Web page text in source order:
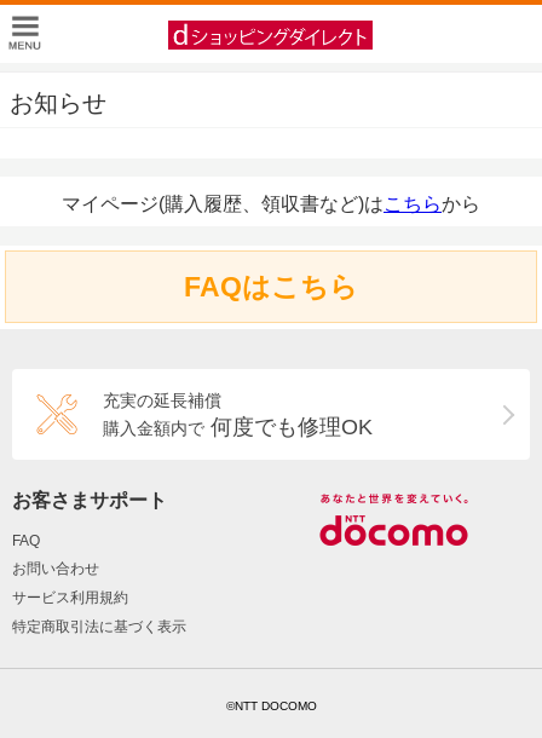
お知らせ
マイページ(購入履歴、領収書など)はこちらから
FAQはこちら
充実の延長補償
購入金額内で 何度でも修理OK
お客さまサポート
FAQ
お問い合わせ
サービス利用規約
特定商取引法に基づく表示
©NTT DOCOMO